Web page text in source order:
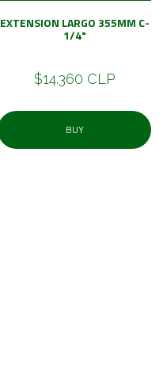
EXTENSION LARGO 355MM C-
1/4"
$14.360 CLP
BUY